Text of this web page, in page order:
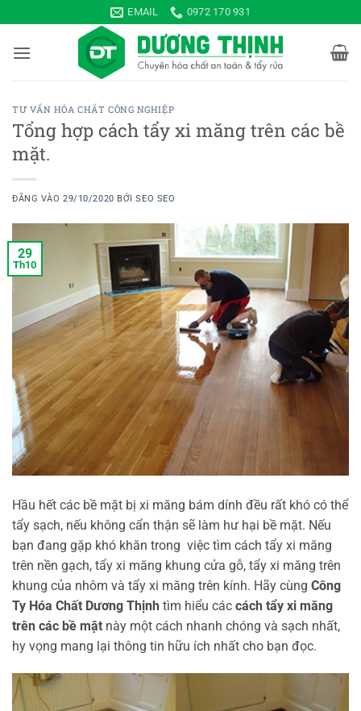
qua
nội
EMAIL 0972 170 931
TƯ VẤN HÓA CHẤT CÔNG NGHIỆP
Tổng hợp cách tẩy xi măng trên các bề
mặt.
ĐĂNG VÀO29/10/2020 BỞISEO SEO
29
Th10
Hầu hết các bề mặt bị xi măng bám dính đều rất khó có thể
tẩy sạch, nếu không cẩn thận sẽ làm hư hại bề mặt. Nếu
bạn đang gặp khó khăn trong việc tìm cách tẩy xi măng
trên nền gạch, tẩy xi măng khung cửa gỗ, tẩy xi măng trên
khung của nhôm và tẩy xi măng trên kính. Hãy cùng Công
Ty Hóa Chất Dương Thịnh tìm hiểu các cách tẩy xi măng
trên các bề mặt này một cách nhanh chóng và sạch nhất,
hy vọng mang lại thông tin hữu ích nhất cho bạn đọc.